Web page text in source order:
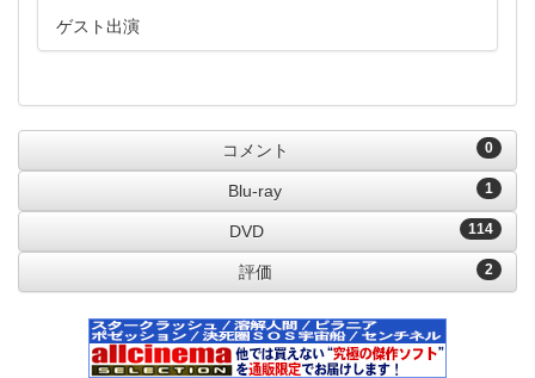
ゲスト出演
0
コメント
1
Blu-ray
114
DVD
2
評価